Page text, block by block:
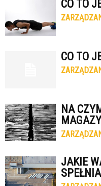
CO TO
CO TO
NA
JAKIE